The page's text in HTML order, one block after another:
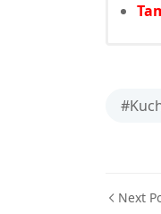
Next